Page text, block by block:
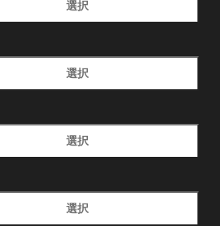
選択
選択
選択
選択